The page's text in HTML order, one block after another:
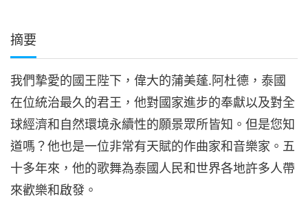
摘要
我們摯愛的國王陛下，偉大的蒲美蓬.阿杜德，泰國
在位統治最久的君王，他對國家進步的奉獻以及對全
球經濟和自然環境永續性的願景眾所皆知。但是您知
道嗎？他也是一位非常有天賦的作曲家和音樂家。五
十多年來，他的歌舞為泰國人民和世界各地許多人帶
來歡樂和啟發。